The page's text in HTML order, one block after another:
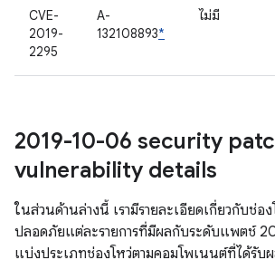
CVE-
2019-
2295
A-
132108893*
ไม่มี
2019-10-06 security
vulnerability details
ในส่วนด้านล่างนี้ เรามีรายละเอียดเกี่ยวกับช่อ
ปลอดภัยแต่ละรายการที่มีผลกับระดับแพตช์
แบ่งประเภทช่องโหว่ตามคอมโพเนนต์ที่ได้รั